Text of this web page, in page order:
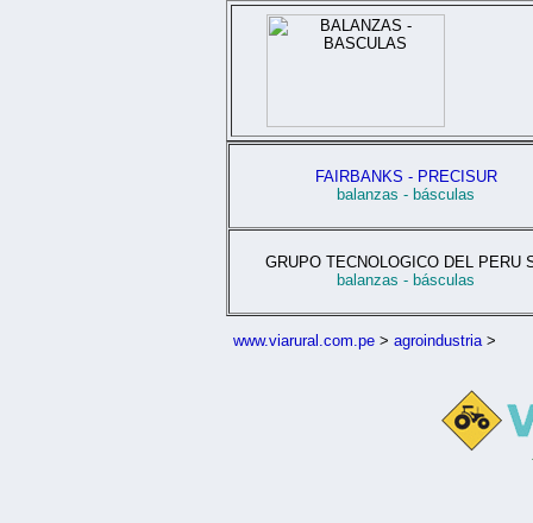
FAIRBANKS - PRECISUR
balanzas - básculas
GRUPO TECNOLOGICO DEL PERU
balanzas - básculas
www.viarural.com.pe > agroindustria>